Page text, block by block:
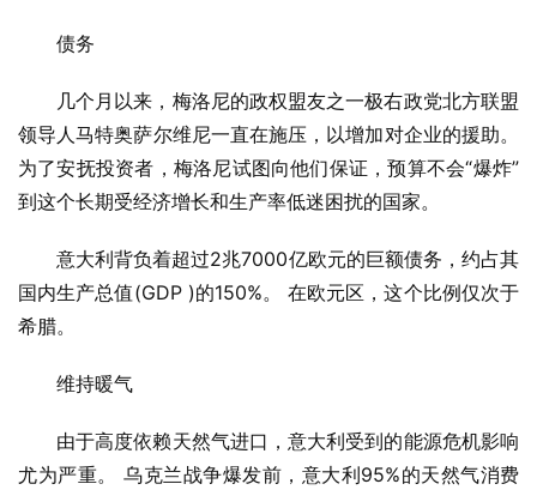
债务
几个月以来，梅洛尼的政权盟友之一极右政党北方联盟
领导人马特奥萨尔维尼一直在施压，以增加对企业的援助。
为了安抚投资者，梅洛尼试图向他们保证，预算不会“爆炸”
到这个长期受经济增长和生产率低迷困扰的国家。
意大利背负着超过2兆7000亿欧元的巨额债务，约占其
国内生产总值(GDP )的150%。 在欧元区，这个比例仅次于
希腊。
维持暖气
由于高度依赖天然气进口，意大利受到的能源危机影响
尤为严重。 乌克兰战争爆发前，意大利95%的天然气消费